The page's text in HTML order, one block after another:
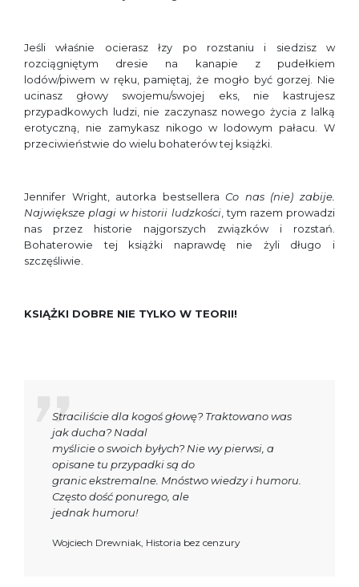
Jeśli właśnie ocierasz łzy po rozstaniu i siedzisz w
rozciągniętym dresie na kanapie z pudełkiem
lodów/piwem w ręku, pamiętaj, że mogło być gorzej. Nie
ucinasz głowy swojemu/swojej eks, nie kastrujesz
przypadkowych ludzi, nie zaczynasz nowego życia z lalką
erotyczną, nie zamykasz nikogo w lodowym pałacu. W
przeciwieństwie do wielu bohaterów tej książki.
Jennifer Wright, autorka bestselleraCo nas (nie) zabije.
Największe plagi w historii ludzkości, tym razem prowadzi
nas przez historie najgorszych związków i rozstań.
Bohaterowie tej książki naprawdę nie żyli długo i
szczęśliwie.
KSIĄŻKI DOBRE NIE TYLKO W TEORII!
Straciliście dla kogoś głowę? Traktowano was
jak ducha? Nadal
myślicie o swoich byłych? Nie wy pierwsi, a
opisane tu przypadki są do
granic ekstremalne. Mnóstwo wiedzy i humoru.
Często dość ponurego, ale
jednak humoru!
Wojciech Drewniak, Historia bez cenzury